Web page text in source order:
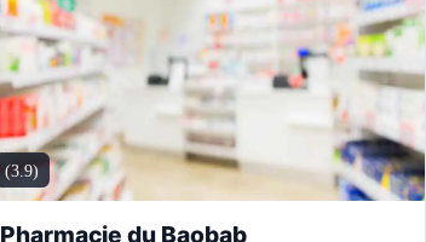
(3.9)
Pharmacie du Baobab